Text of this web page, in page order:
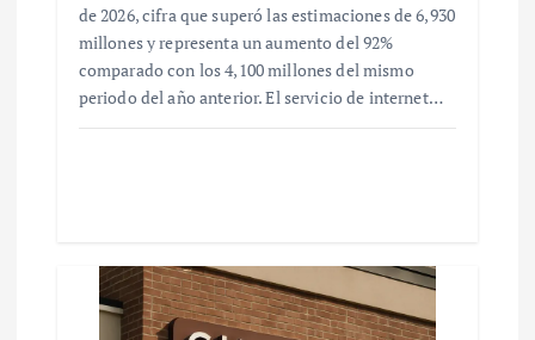
de 2026, cifra que superó las estimaciones de 6,930
millones y representa un aumento del 92%
comparado con los 4,100 millones del mismo
periodo del año anterior. El servicio de internet…